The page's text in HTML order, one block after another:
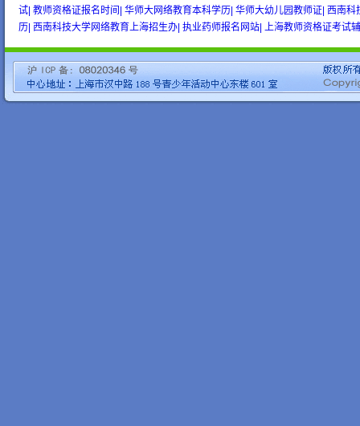
试| 教师资格证报名时间| 华师大网络教育本科学历| 华师大幼儿园教师证| 西南科
历| 西南科技大学网络教育上海招生办| 执业药师报名网站| 上海教师资格证考试